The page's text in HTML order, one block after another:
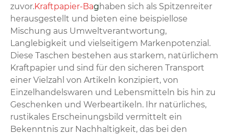
zuvor.Kraftpapier-Baghaben sich als Spitzenreiter
herausgestellt und bieten eine beispiellose
Mischung aus Umweltverantwortung,
Langlebigkeit und vielseitigem Markenpotenzial.
Diese Taschen bestehen aus starkem, natürlichem
Kraftpapier und sind für den sicheren Transport
einer Vielzahl von Artikeln konzipiert, von
Einzelhandelswaren und Lebensmitteln bis hin zu
Geschenken und Werbeartikeln. Ihr natürliches,
rustikales Erscheinungsbild vermittelt ein
Bekenntnis zur Nachhaltigkeit, das bei den